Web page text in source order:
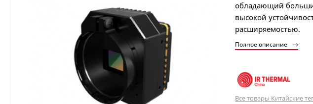
обладающий
высокой
расширяемостью.
Полное описание
Все товары Китайские